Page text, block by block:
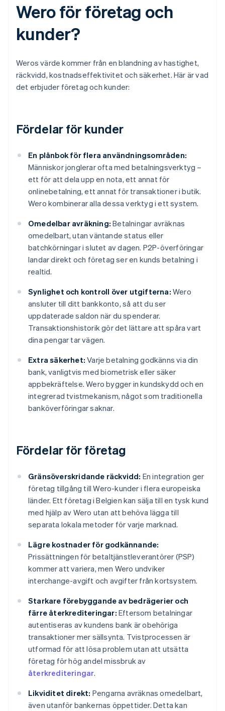
Wero för företag och
kunder?
Weros värde kommer från en blandning av hastighet,
räckvidd, kostnadseffektivitet och säkerhet. Här är vad
det erbjuder företag och kunder:
Fördelar för kunder
En plånbok för flera användningsområden:
Människor jonglerar ofta med betalningsverktyg –
ett för att dela upp en nota, ett annat för
onlinebetalning, ett annat för transaktioner i butik.
Wero kombinerar alla dessa verktyg i ett system.
Omedelbar avräkning: Betalningar avräknas
omedelbart, utan väntande status eller
batchkörningar i slutet av dagen. P2P-överföringar
landar direkt och företag ser en kunds betalning i
realtid.
Synlighet och kontroll över utgifterna: Wero
ansluter till ditt bankkonto, så att du ser
uppdaterade saldon när du spenderar.
Transaktionshistorik gör det lättare att spåra vart
dina pengar tar vägen.
Extra säkerhet: Varje betalning godkänns via din
bank, vanligtvis med biometrisk eller säker
appbekräftelse. Wero bygger in kundskydd och en
integrerad tvistmekanism, något som traditionella
banköverföringar saknar.
Fördelar för företag
Gränsöverskridande räckvidd: En integration ger
företag tillgång till Wero-kunder i flera europeiska
länder. Ett företag i Belgien kan sälja till en tysk kund
med hjälp av Wero utan att behöva lägga till
separata lokala metoder för varje marknad.
Lägre kostnader för godkännande:
Prissättningen för betaltjänstleverantörer (PSP)
kommer att variera, men Wero undviker
interchange-avgift och avgifter från kortsystem.
Starkare förebyggande av bedrägerier och
färre återkrediteringar: Eftersom betalningar
autentiseras av kundens bank är obehöriga
transaktioner mer sällsynta. Tvistprocessen är
utformad för att lösa problem utan att utsätta
företag för hög andel missbruk av
återkrediteringar.
Likviditet direkt: Pengarna avräknas omedelbart,
även utanför bankernas öppettider. Detta kan